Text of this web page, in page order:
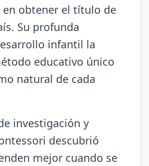
obtener el título de
Su profunda
infantil la
educativo único
natural de cada
investigación y
descubrió
mejor cuando se